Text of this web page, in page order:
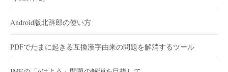
Android版北辞郎の使い方
PDFでたまに起きる互換漢字由来の問題を解消するツール